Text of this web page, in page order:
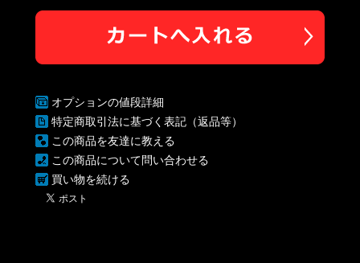
オプションの値段詳細
特定商取引法に基づく表記（返品等）
この商品を友達に教える
この商品について問い合わせる
買い物を続ける